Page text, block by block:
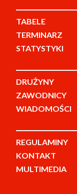
TABELE
TERMINARZ
STATYSTYKI
DRUŻYNY
ZAWODNICY
WIADOMOŚCI
REGULAMINY
KONTAKT
MULTIMEDIA